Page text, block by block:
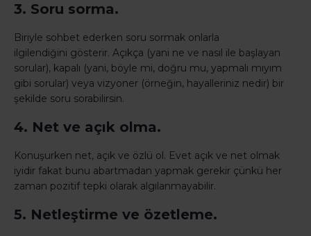
3. Soru sorma.
Biriyle sohbet ederken soru sormak onlarla
ilgilendiğini gösterir. Açıkça (yani ne ve nasıl ile başlayan
sorular), kapalı (yani, böyle mi, doğru mu, yapmalı mıyım
gibi sorular) veya vizyoner (örneğin, hayalleriniz nedir) bir
şekilde soru sorabilirsin.
4. Net ve açık olma.
Konuşurken net, açık ve özlü ol. Evet açık ve net olmak
iyidir fakat bunu abartmadan yapmak gerekir çünkü her
zaman pozitif tepki olarak algılanmayabilir.
5. Netleştirme ve özetleme.